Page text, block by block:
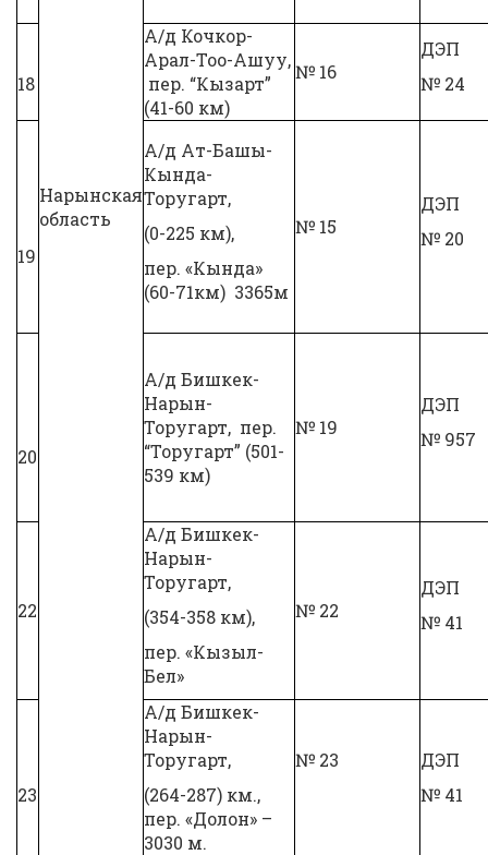
Нарынская
область
18
А/д Кочкор-
Арал-Тоо-Ашуу,
пер. “Кызарт”
(41-60 км)
№ 16
ДЭП
№ 24
19
А/д Ат-Башы-
Кында-
Торугарт,
(0-225 км),
пер. «Кында»
(60-71км) 3365м
№ 15
ДЭП
№ 20
20
А/д Бишкек-
Нарын-
Торугарт, пер.
“Торугарт” (501-
539 км)
№ 19
ДЭП
№ 957
22
А/д Бишкек-
Нарын-
Торугарт,
(354-358 км),
пер. «Кызыл-
Бел»
№ 22
ДЭП
№ 41
23
А/д Бишкек-
Нарын-
Торугарт,
(264-287) км.,
пер. «Долон» –
3030 м.
№ 23
ДЭП
№ 41